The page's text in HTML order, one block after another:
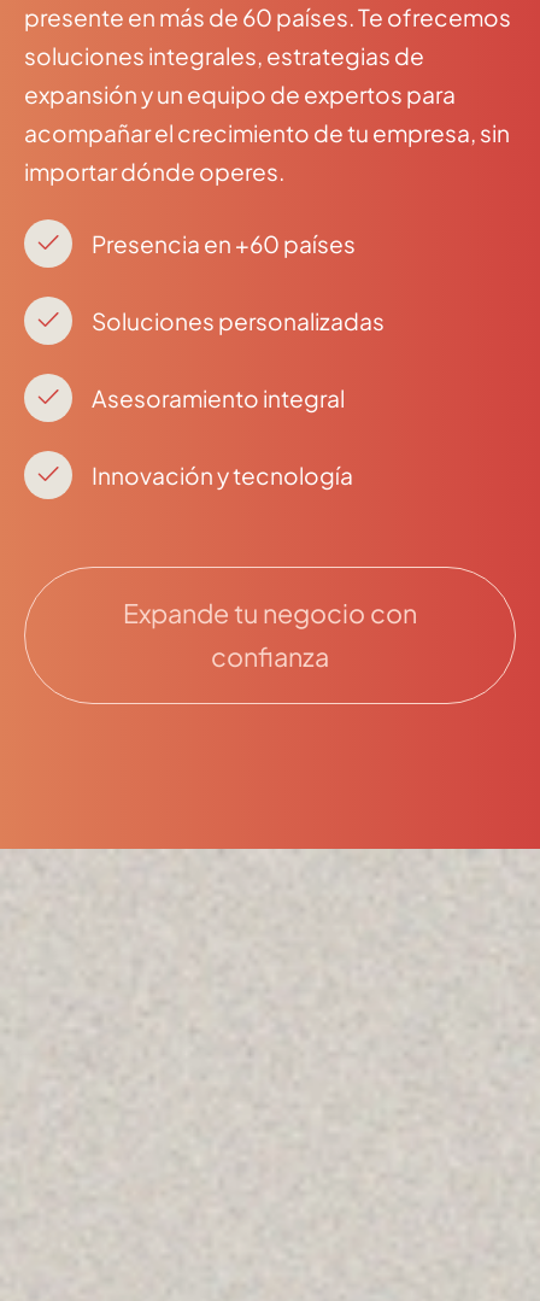
presente en más de 60 países. Te ofrecemos
soluciones integrales, estrategias de
expansión y un equipo de expertos para
acompañar el crecimiento de tu empresa, sin
importar dónde operes.
Presencia en +60 países
Soluciones personalizadas
Asesoramiento integral
Innovación y tecnología
Expande tu negocio con
confianza